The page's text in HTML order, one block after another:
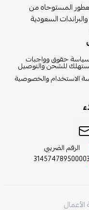
المستوحاه من
السعودية
سياسة حقوق وواجبات
للشحن والتوصيل
الاستخدام والخصوصية
الرقم الضريبي
314574789500003